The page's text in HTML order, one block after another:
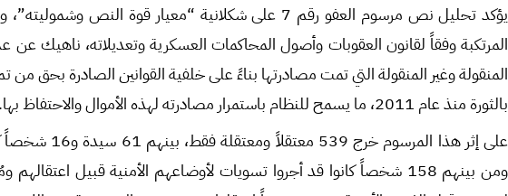
يؤكد تحليل نص مرسوم العفو رقم 7 على شكلانية “معيار قوة
المرتكبة وفقاً لقانون العقوبات وأصول المحاكمات العسكرية وتعديلاته، ناهيك عن
المنقولة وغير المنقولة التي تمت مصادرتها بناءً على خلفية القوانين الصادرة بحق
بالثورة منذ عام 2011، ما يسمح للنظام باستمرار مصادرته لهذه الأموال والاحتفاظ بها.
على إثر هذا المرسوم
ومن بينهم 158 شخصاً كانوا قد أجروا تسويات لأوضاعهم الأمنية قبيل